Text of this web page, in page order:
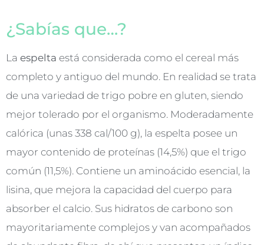
¿Sabías que…?
La espelta está considerada como el cereal más
completo y antiguo del mundo. En realidad se trata
de una variedad de trigo pobre en gluten, siendo
mejor tolerado por el organismo. Moderadamente
calórica (unas 338 cal/100 g), la espelta posee un
mayor contenido de proteínas (14,5%) que el trigo
común (11,5%). Contiene un aminoácido esencial, la
lisina, que mejora la capacidad del cuerpo para
absorber el calcio. Sus hidratos de carbono son
mayoritariamente complejos y van acompañados